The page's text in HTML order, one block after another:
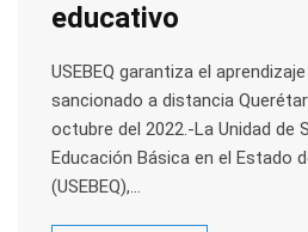
educativo
USEBEQ garantiza el
sancionado a distancia
octubre del 2022.-La Unidad de
Educación Básica en el Estado
(USEBEQ),…